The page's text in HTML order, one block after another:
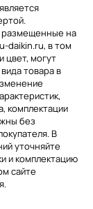
на
daikin.ru, в том
цвет, могут
товара в
комплектации
без
В
уточняйте
и комплектацию
сайте